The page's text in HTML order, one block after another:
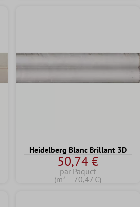
Heidelberg Blanc Brillant 3D
50,74 €
par Paquet
(m² = 70,47 €)